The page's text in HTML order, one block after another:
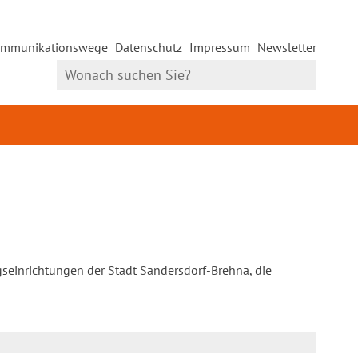
Datenschutz Impressum Newsletter
der Stadt Sandersdorf-Brehna, die